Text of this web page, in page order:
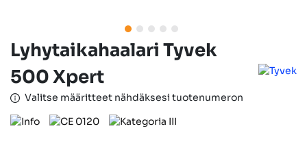
Lyhytaikahaalari Tyvek
500 Xpert
Valitse määritteet nähdäksesi tuotenumeron